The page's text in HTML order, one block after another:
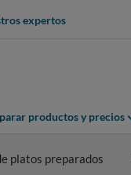
expertos
productos y precios
platos preparados